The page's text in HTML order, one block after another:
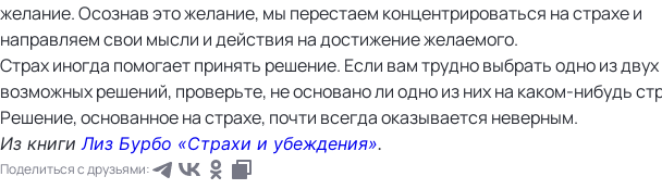
желание. Осознав это желание, мы перестаем концентрироваться на страхе и
направляем свои мысли и действия на достижение желаемого.
Страх иногда помогает принять решение. Если вам трудно выбрать одно из двух
возможных решений, проверьте, не основано ли одно из них на каком-нибудь
Решение, основанное на страхе, почти всегда оказывается неверным.
Из книгиЛиз Бурбо «Страхи и убеждения».
Поделиться с друзьями: